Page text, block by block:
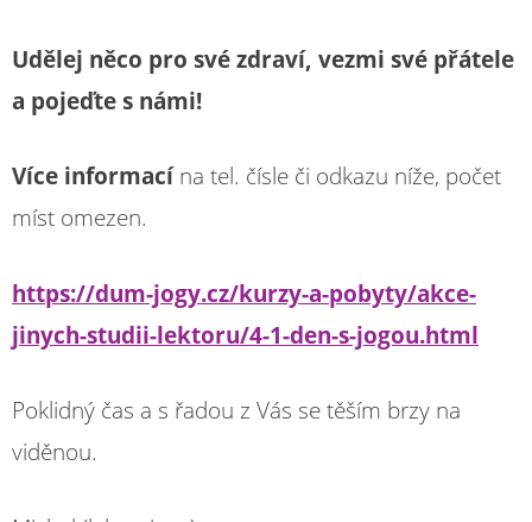
Udělej něco pro své zdraví, vezmi své přátele
a pojeďte s námi!
Více informacína tel. čísle či odkazu níže, počet
míst omezen.
https://dum-jogy.cz/kurzy-a-pobyty/akce-
jinych-studii-lektoru/4-1-den-s-jogou.html
Poklidný čas a s řadou z Vás se těším brzy na
viděnou.